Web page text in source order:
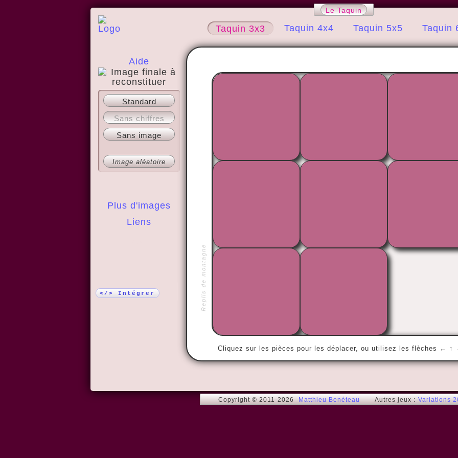
Le Taquin
Taquin 3x3 Taquin 4x4 Taquin 5x5 Taquin
Aide
A propos
Plus d'images
Liens
Standard
Sans chiffres
Sans image
Image aléatoire
</> Intégrer Replis de montagne
Cliquez sur les pièces pour les déplacer, ou utilisez les flèches ← ↑
Copyright © 2011-2026 Matthieu Benéteau Autres jeux : Variations